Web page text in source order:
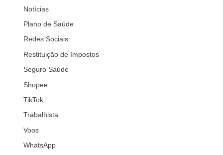
Notícias
Plano de Saúde
Redes Sociais
Restituição de Impostos
Seguro Saúde
Shopee
TikTok
Trabalhista
Voos
WhatsApp